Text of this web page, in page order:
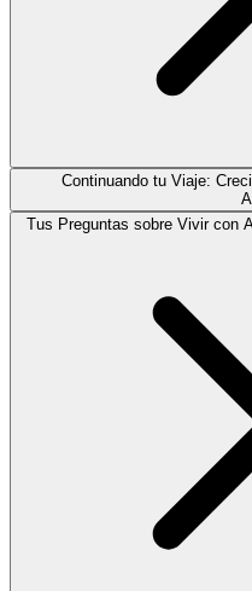
Continuando tu Viaje:
Tus Preguntas sobre Vivir con